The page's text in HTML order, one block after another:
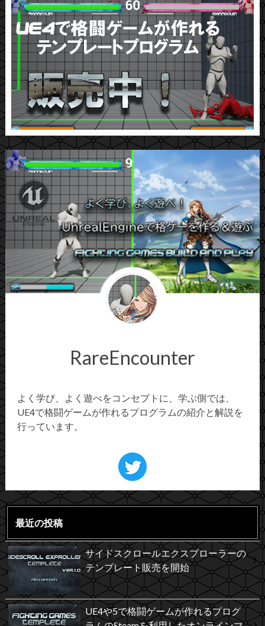
RareEncounter
よく学び、よく遊べをコンセプトに、学ぶ側では、
UE4で格闘ゲームが作れるプログラムの紹介と解説を
行っています。
最近の投稿
サイドスクロールエクスプローラーの
テンプレート販売を開始
UE4や5で格闘ゲームが作れるプログ